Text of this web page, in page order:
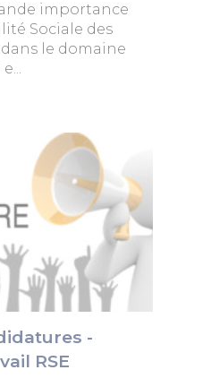
importance
Sociale des
dans le domaine
-
RSE